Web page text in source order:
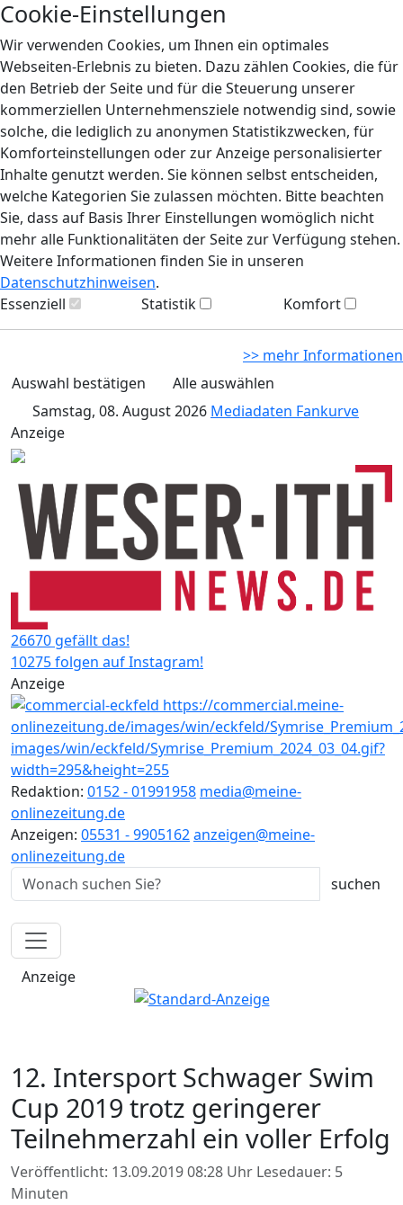
Cookie-Einstellungen
Wir verwenden Cookies, um Ihnen ein optimales
Webseiten-Erlebnis zu bieten. Dazu zählen Cookies, die für
den Betrieb der Seite und für die Steuerung unserer
kommerziellen Unternehmensziele notwendig sind, sowie
solche, die lediglich zu anonymen Statistikzwecken, für
Komforteinstellungen oder zur Anzeige personalisierter
Inhalte genutzt werden. Sie können selbst entscheiden,
welche Kategorien Sie zulassen möchten. Bitte beachten
Sie, dass auf Basis Ihrer Einstellungen womöglich nicht
mehr alle Funktionalitäten der Seite zur Verfügung stehen.
Weitere Informationen finden Sie in unseren
Datenschutzhinweisen.
Essenziell
Statistik Komfort
>> mehr Informationen
Auswahl bestätigen
Alle auswählen
Samstag, 08. August 2026 Mediadaten Fankurve
Anzeige
26670 gefällt das!
10275 folgen auf Instagram!
Anzeige
Redaktion: 0152 - 01991958 media@meine-
onlinezeitung.de
Anzeigen: 05531 - 9905162anzeigen@meine-
onlinezeitung.de
Anzeige
12. Intersport Schwager Swim
Cup 2019 trotz geringerer
Teilnehmerzahl ein voller Erfolg
Veröffentlicht: 13.09.2019 08:28 Uhr Lesedauer: 5
Minuten